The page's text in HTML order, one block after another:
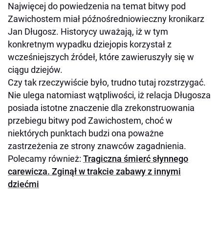
Najwięcej do powiedzenia na temat bitwy pod
Zawichostem miał późnośredniowieczny kronikarz
Jan Długosz. Historycy uważają, iż w tym
konkretnym wypadku dziejopis korzystał z
wcześniejszych źródeł, które zawieruszyły się w
ciągu dziejów.
Czy tak rzeczywiście było, trudno tutaj rozstrzygać.
Nie ulega natomiast wątpliwości, iż relacja Długosza
posiada istotne znaczenie dla zrekonstruowania
przebiegu bitwy pod Zawichostem, choć w
niektórych punktach budzi ona poważne
zastrzeżenia ze strony znawców zagadnienia.
Polecamy również: Tragiczna śmierć słynnego
carewicza. Zginął w trakcie zabawy z innymi
dziećmi